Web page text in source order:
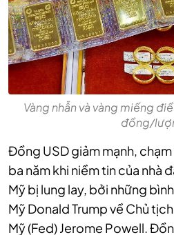
Vàng nhẫn và vàng miếng
đồng/
Đồng USD giảm mạnh,
ba năm khi niềm tin của nhà
Mỹ bị lung lay, bởi những
Mỹ Donald Trump về Chủ
Mỹ (Fed) Jerome Powell.